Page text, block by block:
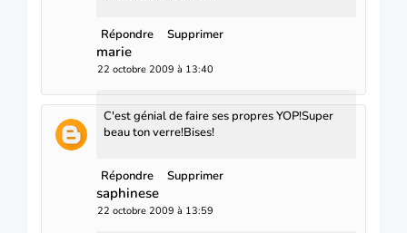
Répondre Supprimer
marie
22 octobre 2009 à 13:40
C'est génial de faire ses propres YOP!Super
beau ton verre!Bises!
Répondre Supprimer
saphinese
22 octobre 2009 à 13:59